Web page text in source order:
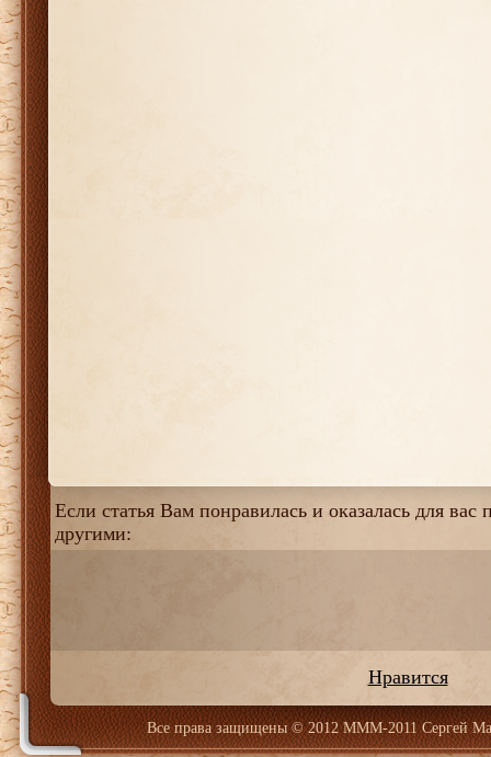
Если статья Вам понравилась и оказалась для вас
другими:
Нравится
Все права защищены© 2012 МММ-2011 Сергей